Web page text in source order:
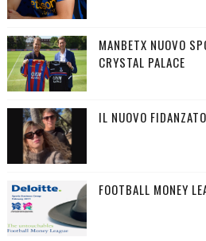
MANBETX NUOVO
CRYSTAL PALACE
IL NUOVO
FOOTBALL MONEY